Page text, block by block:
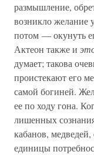
размышление,
возникло желание
потом — окунуть
Актеон также и
думает; такова
проистекают его
самой богиней.
ее по ходу гона.
лишенных
кабанов,
единицы